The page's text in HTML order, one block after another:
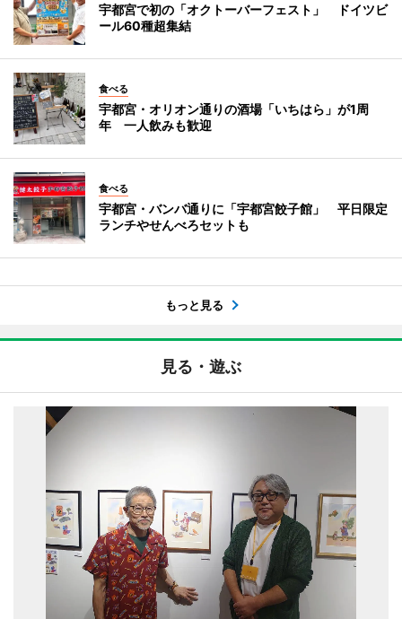
宇都宮で初の「オクトーバーフェスト」 ドイツビ
ール60種超集結
食べる
宇都宮・オリオン通りの酒場「いちはら」が1周
年 一人飲みも歓迎
食べる
宇都宮・バンバ通りに「宇都宮餃子館」 平日限定
ランチやせんべろセットも
もっと見る
見る・遊ぶ